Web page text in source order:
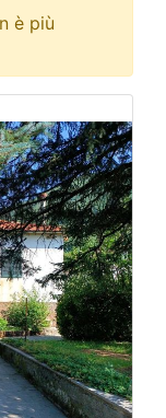
è più